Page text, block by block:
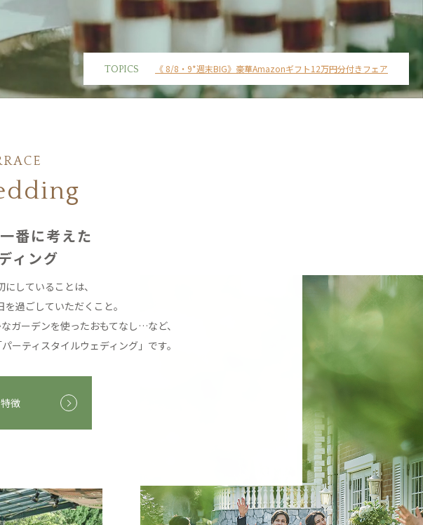
TOPICS 《 8/8・9*週末BIG》豪華Amazonギフト12万円分付きフェア
番に考えた
ィング
にしていることは、
過ごしていただくこと。
ガーデンを使ったおもてなし…など、
ーティスタイルウェディング」です。
徴